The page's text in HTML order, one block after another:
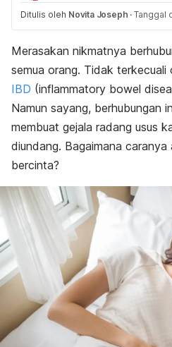
Ditulis oleh Novita Joseph · Tanggal
Merasakan nikmatnya
semua orang. Tidak
IBD (inflammatory bowel
Namun sayang, berhubungan
membuat gejala radang usus
diundang. Bagaimana caranya
bercinta?